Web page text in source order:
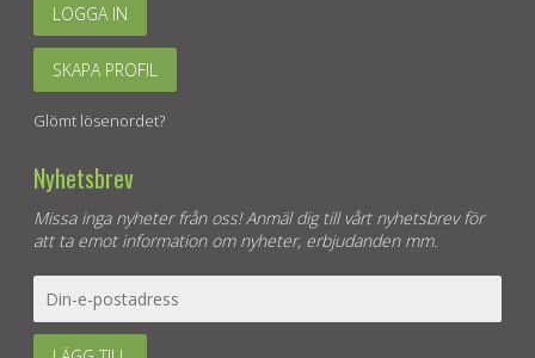
LOGGA IN
SKAPA PROFIL
Glömt lösenordet?
Nyhetsbrev
Missa inga nyheter från oss! Anmäl dig till vårt nyhetsbrev för
att ta emot information om nyheter, erbjudanden mm.